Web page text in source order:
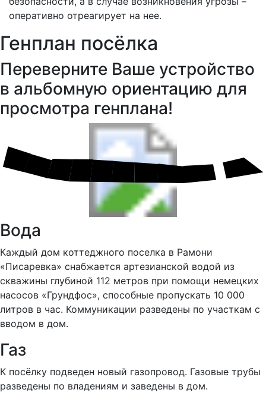
оперативно отреагирует на нее.
Генплан посёлка
Переверните Ваше устройство
в альбомную ориентацию для
просмотра генплана!
Вода
Каждый дом коттеджного поселка в Рамони
«Писаревка» снабжается артезианской водой из
скважины глубиной 112 метров при помощи немецких
насосов «Грундфос», способные пропускать 10 000
литров в час. Коммуникации разведены по участкам с
вводом в дом.
Газ
К посёлку подведен новый газопровод. Газовые трубы
разведены по владениям и заведены в дом.